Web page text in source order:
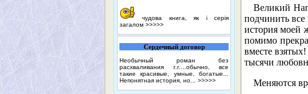
чудова книга, як і серія
загалом >>>>>
Сердечный договор
Необычный роман без
расхваливания г.г....обычно, все
такие красивые, умные, богатые...
Непонятная история, но... >>>>>
Великий
подчинить
история моей
помимо
вместе
тысячи
Меняются